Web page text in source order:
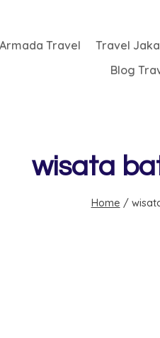
Armada Travel Travel
Blog
wisata
Home /